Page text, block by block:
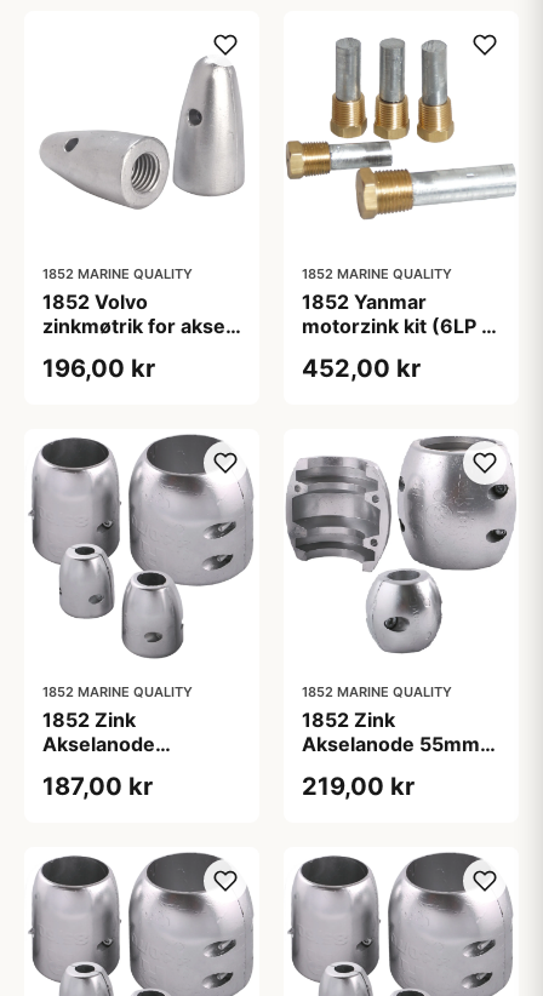
1852 MARINE QUALITY
1852 Volvo
zinkmøtrik for aksel
196,00 kr
1852 MARINE QUALITY
1852 Yanmar
motorzink kit (6LP &
452,00 kr
1852 MARINE QUALITY
1852 Zink
Akselanode
187,00 kr
1852 MARINE QUALITY
1852 Zink
Akselanode 55mm
219,00 kr